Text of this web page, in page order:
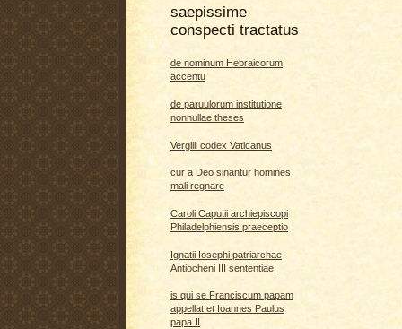
saepissime
conspecti tractatus
de nominum Hebraicorum
accentu
de paruulorum institutione
nonnullae theses
Vergilii codex Vaticanus
cur a Deo sinantur homines
mali regnare
Caroli Caputii archiepiscopi
Philadelphiensis praeceptio
Ignatii Iosephi patriarchae
Antiocheni III sententiae
is qui se Franciscum papam
appellat et Ioannes Paulus
papa II